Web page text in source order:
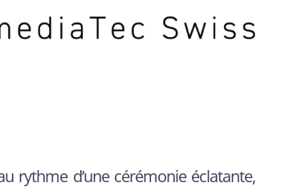
rythme d’une cérémonie éclatante,